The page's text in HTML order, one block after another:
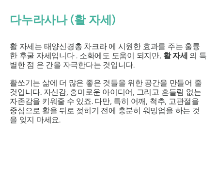
다누라사나(활 자세)
활 자세는 태양신경총 차크라에 시원한 효과를 주는 훌륭
한 후굴 자세입니다 . 소화에도 도움이 되지만, 활 자세 의 특
별한 점 은 간을 자극한다는 것입니다.
활쏘기는 삶에 더 많은 좋은 것들을 위한 공간을 만들어 줄
것입니다. 자신감, 흥미로운 아이디어, 그리고 흔들림 없는
자존감을 키워줄 수 있죠. 다만, 특히 어깨, 척추, 고관절을
중심으로 활을 뒤로 젖히기 전에 충분히 워밍업을 하는 것
을 잊지 마세요.